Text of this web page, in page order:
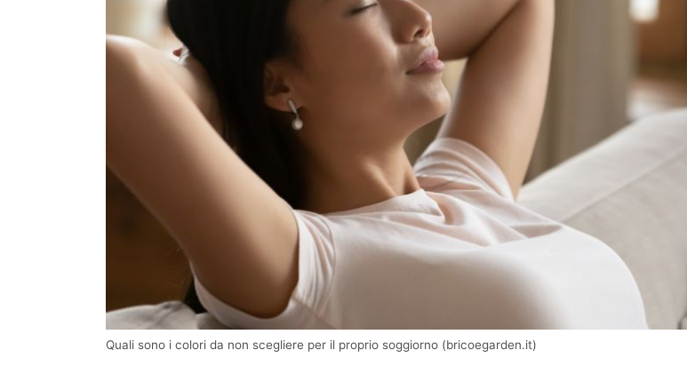
Quali sono i colori da non scegliere per il proprio soggiorno (bricoegarden.it)